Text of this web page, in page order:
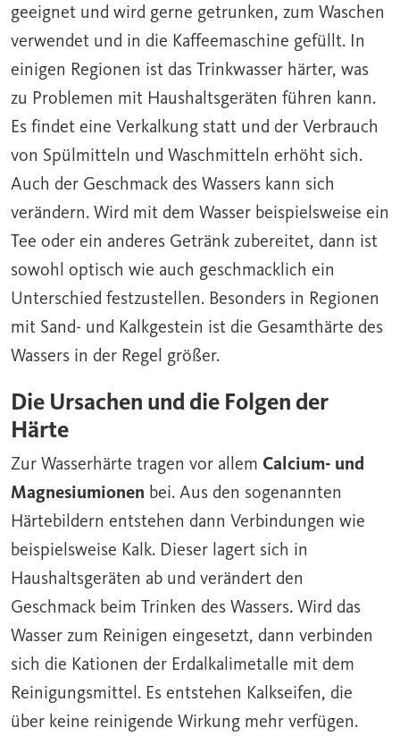
geeignet und wird gerne getrunken, zum Waschen
verwendet und in die Kaffeemaschine gefüllt. In
einigen Regionen ist das Trinkwasser härter, was
zu Problemen mit Haushaltsgeräten führen kann.
Es findet eine Verkalkung statt und der Verbrauch
von Spülmitteln und Waschmitteln erhöht sich.
Auch der Geschmack des Wassers kann sich
verändern. Wird mit dem Wasser beispielsweise ein
Tee oder ein anderes Getränk zubereitet, dann ist
sowohl optisch wie auch geschmacklich ein
Unterschied festzustellen. Besonders in Regionen
mit Sand- und Kalkgestein ist die Gesamthärte des
Wassers in der Regel größer.
Die Ursachen und die Folgen der
Härte
Zur Wasserhärte tragen vor allem Calcium- und
Magnesiumionen bei. Aus den sogenannten
Härtebildern entstehen dann Verbindungen wie
beispielsweise Kalk. Dieser lagert sich in
Haushaltsgeräten ab und verändert den
Geschmack beim Trinken des Wassers. Wird das
Wasser zum Reinigen eingesetzt, dann verbinden
sich die Kationen der Erdalkalimetalle mit dem
Reinigungsmittel. Es entstehen Kalkseifen, die
über keine reinigende Wirkung mehr verfügen.